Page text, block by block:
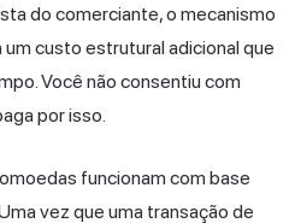
do comerciante, o mecanismo
custo estrutural adicional que
Você não consentiu com
por isso.
funcionam com base
vez que uma transação de